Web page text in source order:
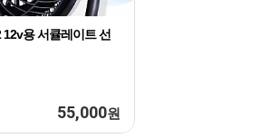
용 서큘레이트 선
55,000원